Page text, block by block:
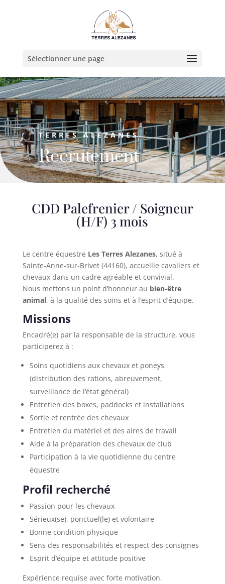
Sélectionner une page
TERRES ALEZANES
Recrutement
CDD Palefrenier / Soigneur
(H/F) 3 mois
Le centre équestre Les Terres Alezanes, situé à
Sainte-Anne-sur-Brivet (44160), accueille cavaliers et
chevaux dans un cadre agréable et convivial.
Nous mettons un point d’honneur au bien-être
animal, à la qualité des soins et à l’esprit d’équipe.
Missions
Encadré(e) par la responsable de la structure, vous
participerez à :
Soins quotidiens aux chevaux et poneys
(distribution des rations, abreuvement,
surveillance de l’état général)
Entretien des boxes, paddocks et installations
Sortie et rentrée des chevaux
Entretien du matériel et des aires de travail
Aide à la préparation des chevaux de club
Participation à la vie quotidienne du centre
équestre
Profil recherché
Passion pour les chevaux
Sérieux(se), ponctuel(le) et volontaire
Bonne condition physique
Sens des responsabilités et respect des consignes
Esprit d’équipe et attitude positive
Expérience requise avec forte motivation.